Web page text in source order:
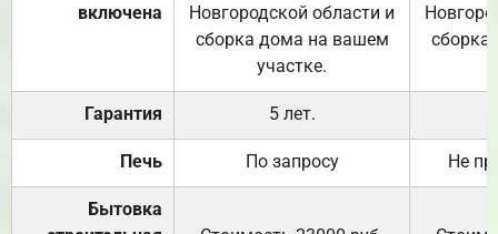
включена
Новгородской области и
сборка дома на вашем
участке.
Гарантия 5 лет.
Печь По запросу Не
Бытовка